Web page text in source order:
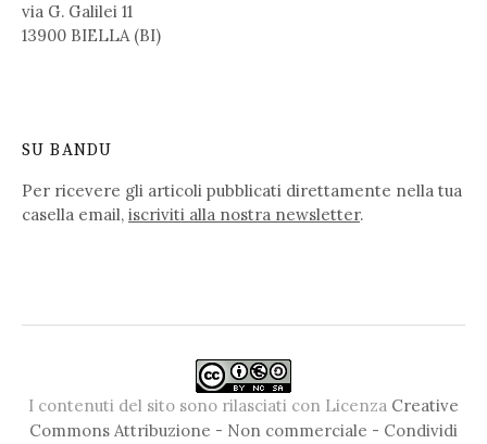
via G. Galilei 11
13900 BIELLA (BI)
SU BANDU
Per ricevere gli articoli pubblicati direttamente nella tua
casella email, iscriviti alla nostra newsletter.
I contenuti del sito sono rilasciati con Licenza Creative
Commons Attribuzione - Non commerciale - Condividi